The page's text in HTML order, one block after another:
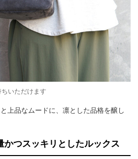
いただけます
上品なムードに、凛とした品格を醸し
かつスッキリとしたルックス